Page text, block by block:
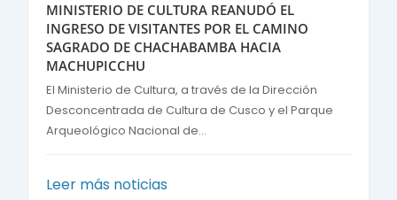
MINISTERIO DE CULTURA REANUDÓ EL
INGRESO DE VISITANTES POR EL CAMINO
SAGRADO DE CHACHABAMBA HACIA
MACHUPICCHU
El Ministerio de Cultura, a través de la Dirección
Desconcentrada de Cultura de Cusco y el Parque
Arqueológico Nacional de...
Leer más noticias